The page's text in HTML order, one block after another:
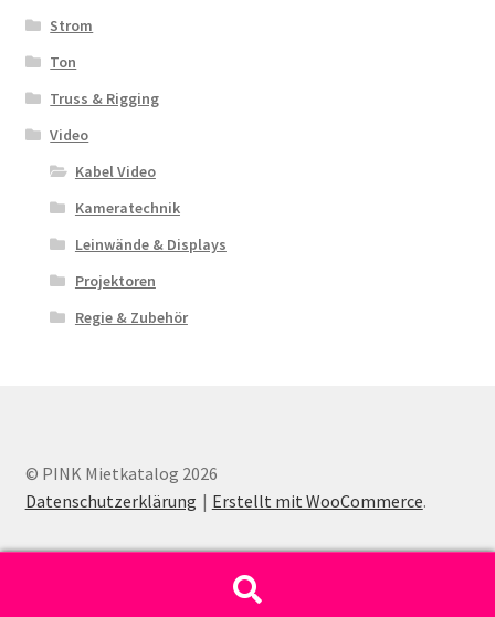
Strom
Ton
Truss & Rigging
Video
Kabel Video
Kameratechnik
Leinwände & Displays
Projektoren
Regie & Zubehör
© PINK Mietkatalog 2026
Datenschutzerklärung
Erstellt mit WooCommerce.